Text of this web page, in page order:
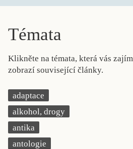
KNIHY
LITERATURY
KATEGORIE
Témata
Klikněte na témata, která vás
zobrazí související články.
adaptace
alkohol, drogy
antika
antologie